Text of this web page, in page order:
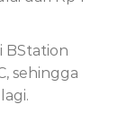
BStation
sehingga